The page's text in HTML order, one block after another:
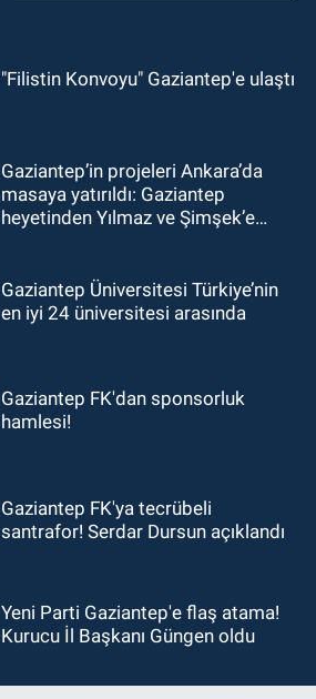
"Filistin Konvoyu" Gaziantep'e ulaştı
Gaziantep’in projeleri Ankara’da
masaya yatırıldı: Gaziantep
heyetinden Yılmaz ve Şimşek’e
Gaziantep Üniversitesi Türkiye’nin
en iyi 24 üniversitesi arasında
Gaziantep FK'dan sponsorluk
hamlesi!
Gaziantep FK'ya tecrübeli
santrafor! Serdar Dursun açıklandı
Yeni Parti Gaziantep'e flaş atama!
Kurucu İl Başkanı Güngen oldu